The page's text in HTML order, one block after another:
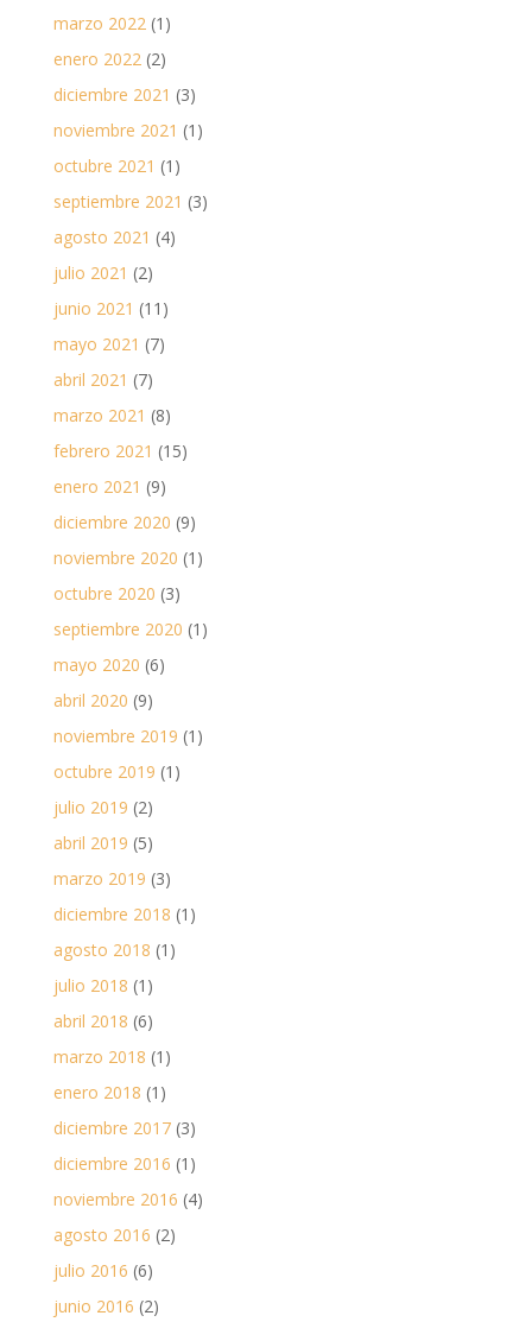
marzo 2022 (1)
enero 2022 (2)
diciembre 2021 (3)
noviembre 2021 (1)
octubre 2021 (1)
septiembre 2021 (3)
agosto 2021 (4)
julio 2021 (2)
junio 2021 (11)
mayo 2021 (7)
abril 2021 (7)
marzo 2021 (8)
febrero 2021 (15)
enero 2021 (9)
diciembre 2020 (9)
noviembre 2020 (1)
octubre 2020 (3)
septiembre 2020 (1)
mayo 2020 (6)
abril 2020 (9)
noviembre 2019 (1)
octubre 2019 (1)
julio 2019 (2)
abril 2019 (5)
marzo 2019 (3)
diciembre 2018 (1)
agosto 2018 (1)
julio 2018 (1)
abril 2018 (6)
marzo 2018 (1)
enero 2018 (1)
diciembre 2017(3)
diciembre 2016 (1)
noviembre 2016 (4)
agosto 2016 (2)
julio 2016 (6)
junio 2016 (2)